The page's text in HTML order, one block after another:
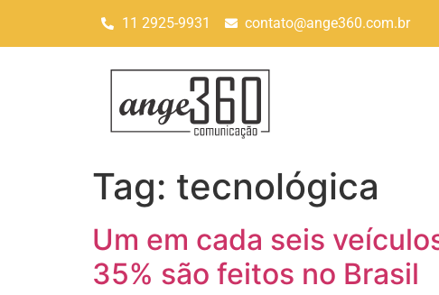
11 2925-9931 contato@ange360.com.br
Tag: tecnológica
Um em cada seis
35% são feitos no Brasil